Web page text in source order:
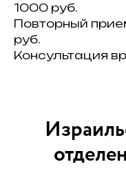
1000 руб.
Повторный
руб.
Консультация